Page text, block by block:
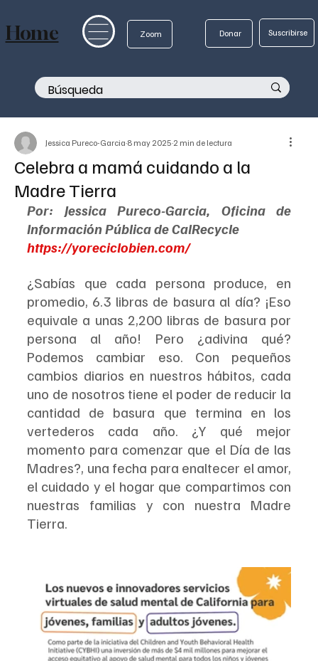
Zoom Donar Suscribirse
Home
Celebra a mamá cuidando a la
Madre Tierra
Jessica Pureco-Garcia 8 may 2025 2 min de lectura
Por: Jessica Pureco-Garcia, Oficina de
Información Pública de CalRecycle
https://yoreciclobien.com/
¿Sabías que cada persona produce, en
promedio, 6.3 libras de basura al día? ¡Eso
equivale a unas 2,200 libras de basura por
persona al año! Pero ¿adivina qué?
Podemos cambiar eso. Con pequeños
cambios diarios en nuestros hábitos, cada
uno de nosotros tiene el poder de reducir la
cantidad de basura que termina en los
vertederos cada año. ¿Y qué mejor
momento para comenzar que el Día de las
Madres?, una fecha para enaltecer el amor,
el cuidado y el hogar que compartimos con
nuestras familias y con nuestra Madre
Tierra.